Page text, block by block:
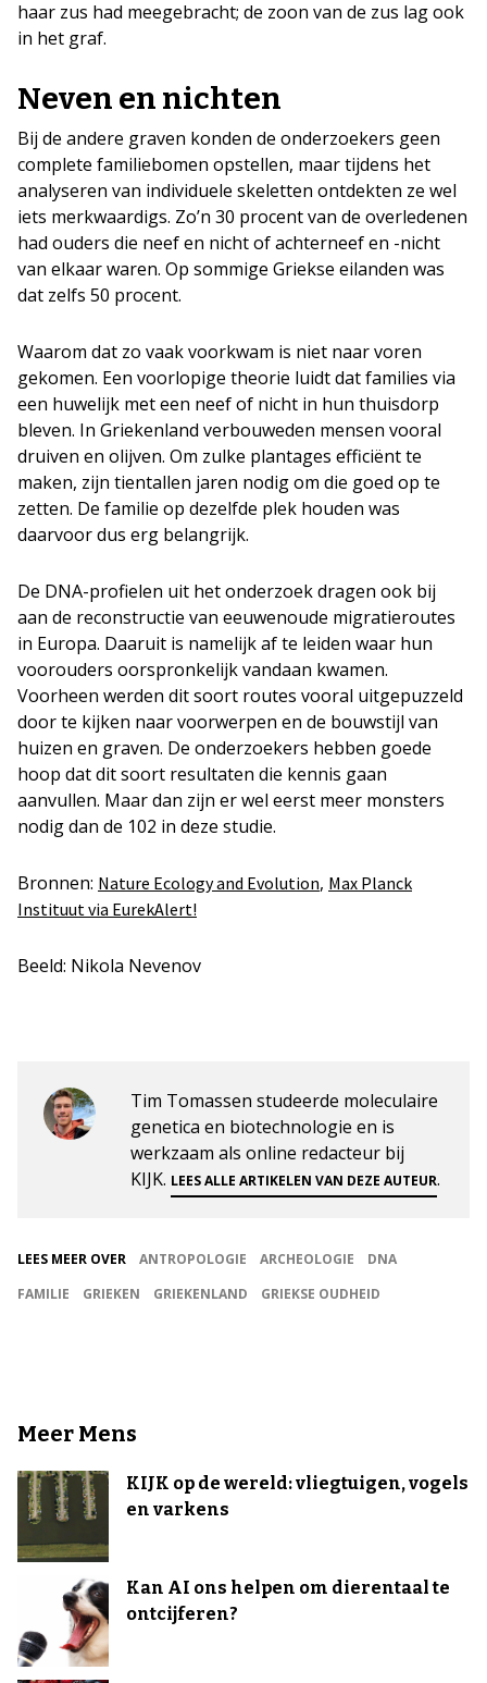
haar zus had meegebracht; de zoon van de zus lag ook
in het graf.
Neven en nichten
Bij de andere graven konden de onderzoekers geen
complete familiebomen opstellen, maar tijdens het
analyseren van individuele skeletten ontdekten ze wel
iets merkwaardigs. Zo’n 30 procent van de overledenen
had ouders die neef en nicht of achterneef en -nicht
van elkaar waren. Op sommige Griekse eilanden was
dat zelfs 50 procent.
Waarom dat zo vaak voorkwam is niet naar voren
gekomen. Een voorlopige theorie luidt dat families via
een huwelijk met een neef of nicht in hun thuisdorp
bleven. In Griekenland verbouweden mensen vooral
druiven en olijven. Om zulke plantages efficiënt te
maken, zijn tientallen jaren nodig om die goed op te
zetten. De familie op dezelfde plek houden was
daarvoor dus erg belangrijk.
De DNA-profielen uit het onderzoek dragen ook bij
aan de reconstructie van eeuwenoude migratieroutes
in Europa. Daaruit is namelijk af te leiden waar hun
voorouders oorspronkelijk vandaan kwamen.
Voorheen werden dit soort routes vooral uitgepuzzeld
door te kijken naar voorwerpen en de bouwstijl van
huizen en graven. De onderzoekers hebben goede
hoop dat dit soort resultaten die kennis gaan
aanvullen. Maar dan zijn er wel eerst meer monsters
nodig dan de 102 in deze studie.
Bronnen: Nature Ecology and Evolution, Max Planck
Instituut via EurekAlert!
Beeld: Nikola Nevenov
Tim Tomassen studeerde moleculaire
genetica en biotechnologie en is
werkzaam als online redacteur bij
KIJK. LEES ALLE ARTIKELEN VAN DEZE AUTEUR.
LEES MEER OVER ANTROPOLOGIE ARCHEOLOGIE
DNA
FAMILIE
GRIEKEN GRIEKENLAND GRIEKSE OUDHEID
Meer Mens
KIJK op de wereld: vliegtuigen, vogels
en varkens
Kan AI ons helpen om dierentaal te
ontcijferen?